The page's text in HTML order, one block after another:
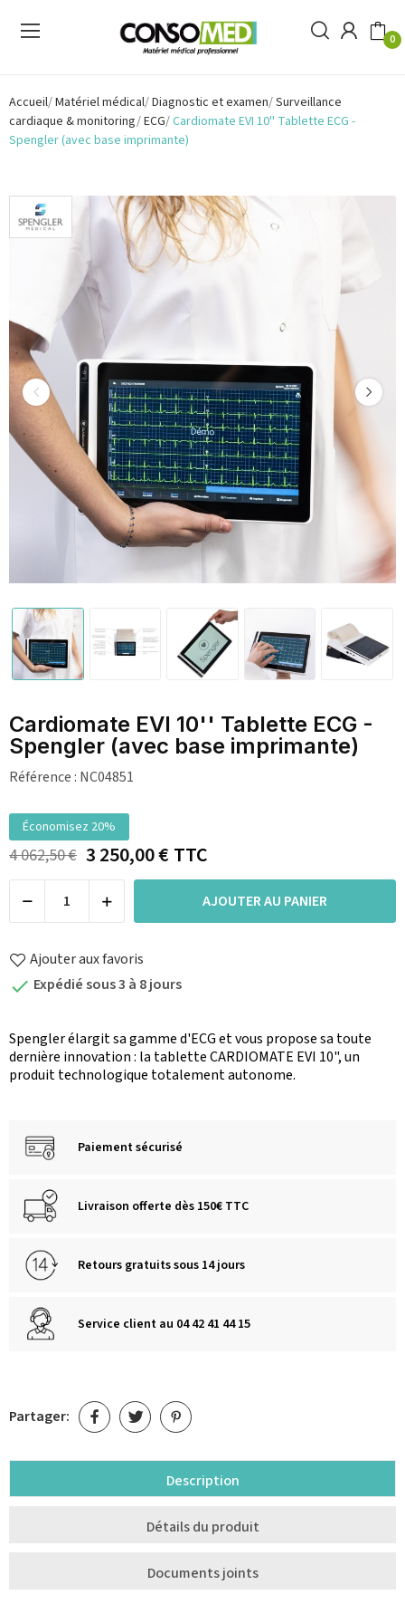
0
Accueil Matériel médical Diagnostic et examen Surveillance
cardiaque & monitoring ECG Cardiomate EVI 10'' Tablette ECG -
Spengler (avec base imprimante)
Cardiomate EVI 10'' Tablette ECG -
Spengler (avec base imprimante)
Référence : NC04851
Économisez 20%
4 062,50 € 3 250,00 €TTC
AJOUTER AU PANIER
Ajouter aux favoris
 Expédié sous 3 à 8 jours
Spengler élargit sa gamme d'ECG et vous propose sa toute
dernière innovation : la tablette CARDIOMATE EVI 10", un
produit technologique totalement autonome.
Paiement sécurisé
Livraison offerte dès 150€ TTC
Retours gratuits sous 14 jours
Service client au 04 42 41 44 15
Partager:
Description
Détails du produit
Documents joints